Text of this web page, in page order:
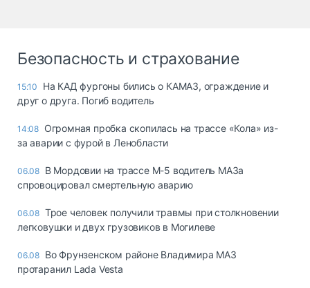
Безопасность и страхование
15:10
На КАД фургоны бились о КАМАЗ, ограждение и
друг о друга. Погиб водитель
14:08 Огромная пробка скопилась на трассе «Кола» из-
за аварии с фурой в Ленобласти
06.08 В Мордовии на трассе М-5 водитель МАЗа
спровоцировал смертельную аварию
06.08 Трое человек получили травмы при столкновении
легковушки и двух грузовиков в Могилеве
06.08 Во Фрунзенском районе Владимира МАЗ
протаранил Lada Vesta